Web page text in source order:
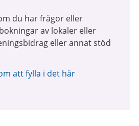
du har frågor eller
av lokaler eller
eller annat stöd
att fylla i det här